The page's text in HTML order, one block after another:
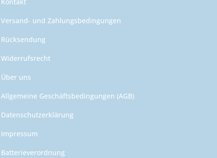
Kontakt
Versand- und Zahlungsbedingungen
Rücksendung
Widerrufsrecht
Über uns
Allgemeine Geschäftsbedingungen (AGB)
Datenschutzerklärung
Impressum
Batterieverordnung